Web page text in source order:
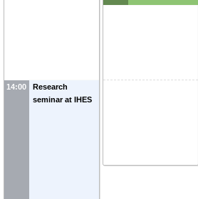
14:00
Research
seminar at IHES